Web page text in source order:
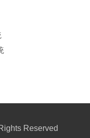
Reserved